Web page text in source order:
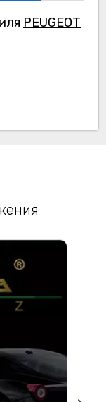
PEUGEOT